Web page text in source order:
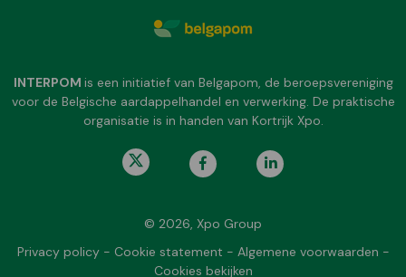
INTERPOM is een initiatief van Belgapom, de beroepsvereniging
voor de Belgische aardappelhandel en verwerking. De praktische
organisatie is in handen van Kortrijk Xpo.
© 2026, Xpo Group
Privacy policy- Cookie statement - Algemene voorwaarden -
Cookies bekijken